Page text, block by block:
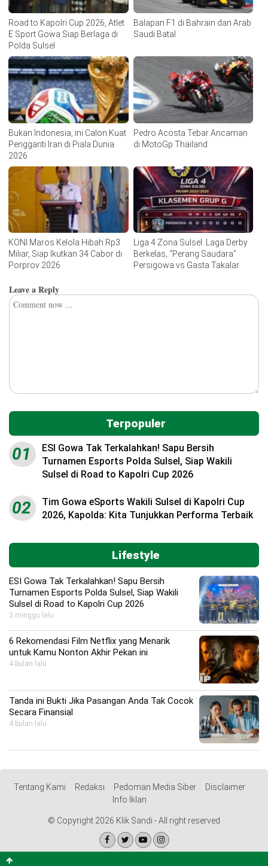
Road to Kapolri Cup 2026, Atlet
E Sport Gowa Siap Berlaga di
Polda Sulsel
Balapan F1 di Bahrain dan Arab
Saudi Batal
Bukan Indonesia, ini Calon Kuat
Pengganti Iran di Piala Dunia
2026
Pedro Acosta Tebar Ancaman
di MotoGp Thailand
KONI Maros Kelola Hibah Rp3
Miliar, Siap Ikutkan 34 Cabor di
Porprov 2026
Liga 4 Zona Sulsel: Laga Derby
Berkelas, “Perang Saudara”
Persigowa vs Gasta Takalar
Leave a Reply
Terpopuler
01
ESI Gowa Tak Terkalahkan! Sapu Bersih
Turnamen Esports Polda Sulsel, Siap Wakili
Sulsel di Road to Kapolri Cup 2026
02
Tim Gowa eSports Wakili Sulsel di Kapolri Cup
2026, Kapolda: Kita Tunjukkan Performa Terbaik
Lifestyle
ESI Gowa Tak Terkalahkan! Sapu Bersih
Turnamen Esports Polda Sulsel, Siap Wakili
Sulsel di Road to Kapolri Cup 2026
3 minggu lalu
6 Rekomendasi Film Netflix yang Menarik
untuk Kamu Nonton Akhir Pekan ini
4 bulan lalu
Tanda ini Bukti Jika Pasangan Anda Tak Cocok
Secara Finansial
4 bulan lalu
Tentang Kami Redaksi Pedoman Media Siber
Disclaimer
Info Iklan
© Copyright 2026 Klik Sandi - All right reserved